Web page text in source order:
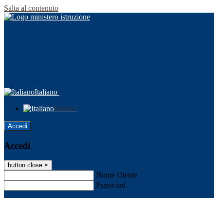
Salta al contenuto
Italiano
Italiano
Accedi
Accedi
button close ×
Nome Utente
Password